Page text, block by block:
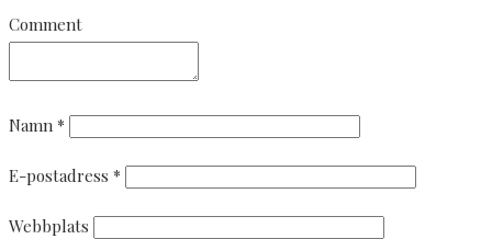
Comment
Namn *
E-postadress *
Webbplats